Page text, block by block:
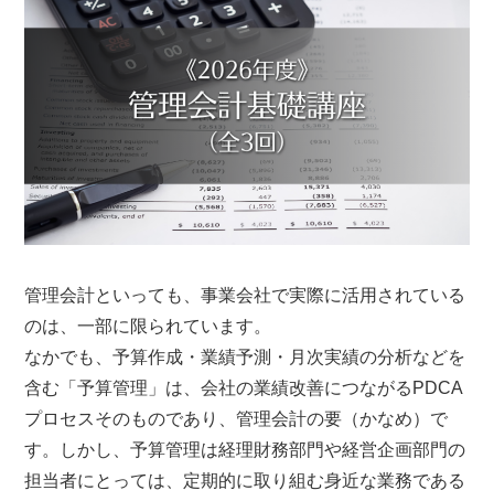
管理会計といっても、事業会社で実際に活用されている
のは、一部に限られています。
なかでも、予算作成・業績予測・月次実績の分析などを
含む「予算管理」は、会社の業績改善につながるPDCA
プロセスそのものであり、管理会計の要（かなめ）で
す。しかし、予算管理は経理財務部門や経営企画部門の
担当者にとっては、定期的に取り組む身近な業務である